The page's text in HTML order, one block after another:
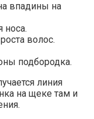
впадины на
носа.
волос.
подбородка.
линия
на щеке там и